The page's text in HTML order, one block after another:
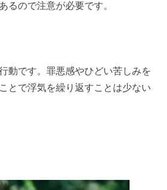
るので注意が必要です。
動です。罪悪感やひどい苦しみを
とで浮気を繰り返すことは少ない